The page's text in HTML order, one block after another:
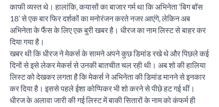
काफी व्यस्त थे। हालांकि, कयासों का बाजार गर्म था कि अभिनेता ‘बिग बॉस
18’ से एक बार फिर दर्शकों का मनोरंजन करते नजर आएंगे, लेकिन अब
अभिनेता के फैंस के लिए एक बुरी खबर है। धीरज का नाम लिस्ट से बाहर कर
दिया गया है।
खबर थी कि धीरज ने मेकर्स के सामने अपने कुछ डिमांड रखे थे और पिछले कई
दिनों से इसे लेकर मेकर्स से उनकी बातचीत चल रही थी। अब शो की हालिया
लिस्ट को देखकर लगता है कि मेकर्स ने अभिनेता की डिमांड मानने से इनकार
कर दिया है। इससे पहले ईशा कोप्पिकर भी शो करने से पीछे हट गई थीं।
धीरज के अलावा जारी की गई लिस्ट में बाकी सितारों के नाम को कंफर्म ही